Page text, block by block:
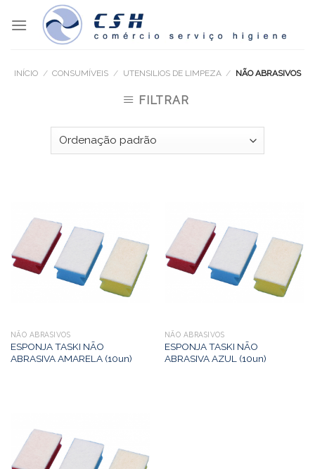
INÍCIO / CONSUMÍVEIS / UTENSILIOS DE LIMPEZA / NÃO ABRASIVOS
FILTRAR
NÃO ABRASIVOS
ESPONJA TASKI NÃO
ABRASIVA AMARELA (10un)
NÃO ABRASIVOS
ESPONJA TASKI NÃO
ABRASIVA AZUL (10un)